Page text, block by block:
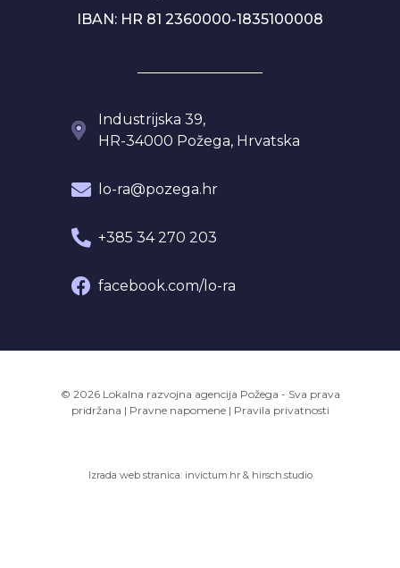
IBAN: HR 81 2360000-1835100008
Industrijska 39,
HR-34000 Požega, Hrvatska
lo-ra@pozega.hr
+385 34 270 203
facebook.com/lo-ra
© 2026 Lokalna razvojna agencija Požega - Sva prava
pridržana | Pravne napomene | Pravila privatnosti
Izrada web stranica: invictum.hr& hirsch.studio